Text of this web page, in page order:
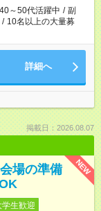
40～50代活躍中 / 副
/ 10名以上の大量募
詳細へ
掲載日：2026.08.07
NEW
場の準備
学生歓迎